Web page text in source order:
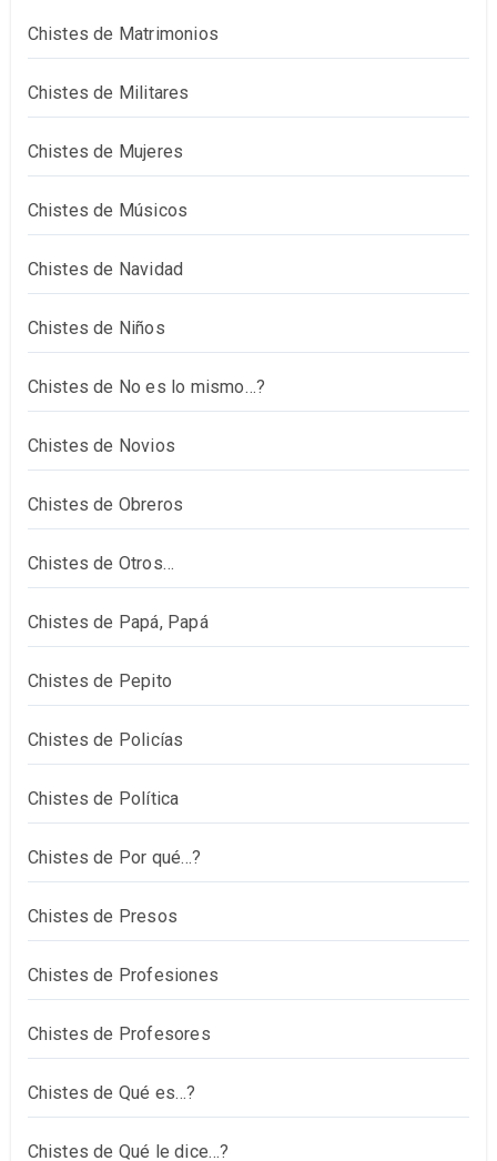
Chistes de Matrimonios
Chistes de Militares
Chistes de Mujeres
Chistes de Músicos
Chistes de Navidad
Chistes de Niños
Chistes de No es lo mismo…?
Chistes de Novios
Chistes de Obreros
Chistes de Otros…
Chistes de Papá, Papá
Chistes de Pepito
Chistes de Policías
Chistes de Política
Chistes de Por qué…?
Chistes de Presos
Chistes de Profesiones
Chistes de Profesores
Chistes de Qué es…?
Chistes de Qué le dice…?